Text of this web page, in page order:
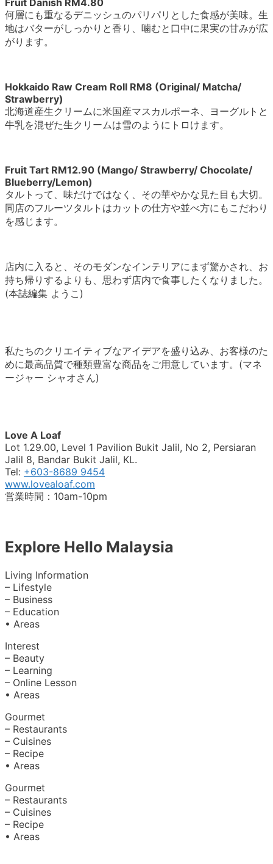
何層にも重なるデニッシュのパリパリとした食感が美味。生
地はバターがしっかりと香り、噛むと口中に果実の甘みが広
がります。
Hokkaido Raw Cream Roll RM8 (Original/ Matcha/
Strawberry)
北海道産生クリームに米国産マスカルポーネ、ヨーグルトと
牛乳を混ぜた生クリームは雪のようにトロけます。
Fruit Tart RM12.90 (Mango/ Strawberry/ Chocolate/
Blueberry/Lemon)
タルトって、味だけではなく、その華やかな見た目も大切。
同店のフルーツタルトはカットの仕方や並べ方にもこだわり
を感じます。
店内に入ると、そのモダンなインテリアにまず驚かされ、お
持ち帰りするよりも、思わず店内で食事したくなりました。
(本誌編集 ようこ)
私たちのクリエイティブなアイデアを盛り込み、お客様のた
めに最高品質で種類豊富な商品をご用意しています。(マネ
ージャー シャオさん)
Love A Loaf
Lot 1.29.00, Level 1 Pavilion Bukit Jalil, No 2, Persiaran
Jalil 8, Bandar Bukit Jalil, KL.
Tel: +603-8689 9454
www.lovealoaf.com
営業時間：10am-10pm
Explore Hello Malaysia
Living Information
– Lifestyle
– Business
– Education
• Areas
Interest
– Beauty
– Learning
– Online Lesson
• Areas
Gourmet
– Restaurants
– Cuisines
– Recipe
• Areas
Gourmet
– Restaurants
– Cuisines
– Recipe
• Areas